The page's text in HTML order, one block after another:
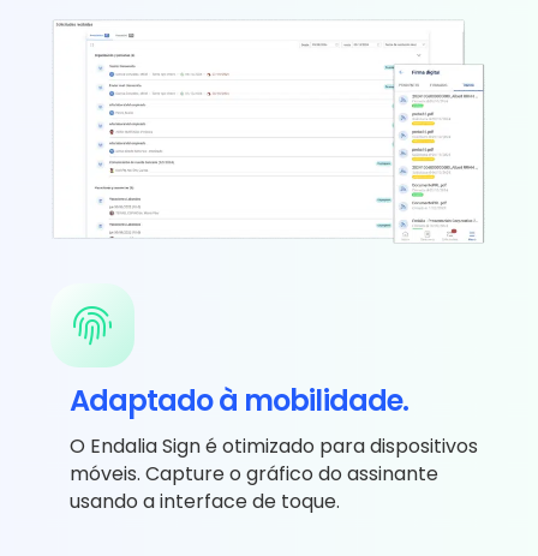
Adaptado à mobilidade.
O Endalia Sign é otimizado para dispositivos
móveis. Capture o gráfico do assinante
usando a interface de toque.